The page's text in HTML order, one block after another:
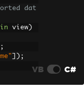
dat
in view )
;
]);
VB C#